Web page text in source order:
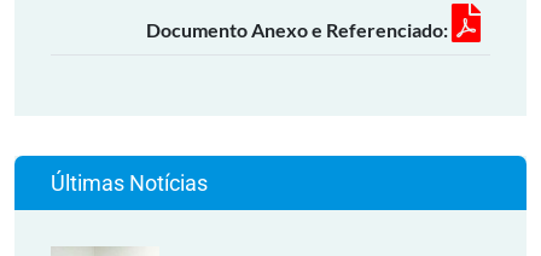
Documento Anexo e Referenciado:
Últimas Notícias